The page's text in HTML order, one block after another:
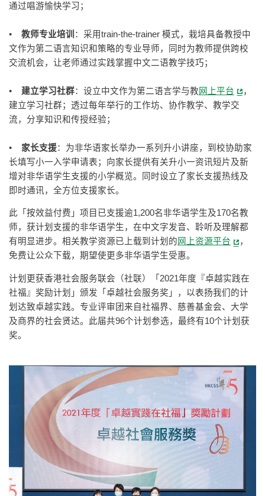
通过唱游愉快学习；
• 教师专业培训 ：采用train-the-trainer 模式，栽培具备教授中
文作为第二语言知识和策略的专业导师，同时为教师提供跨校
交流机会，让老师通过实践掌握中文二语教学技巧；
• 建立学习社群：设立中文作为第二语言学与教 网上平台
，
建立学习社群；透过每年举行的工作坊、协作教学、教学交
流，分享知识和传授经验；
• 家长支援：为非华语家长举办一系列升小讲座，到校协助家
长填写小一入学申请表；向家长提供有关升小一资讯短片及新
增对非华语学生支援的小学概览。同时设立了家长支援热线及
即时通讯，全方位支援家长。
此「按效益付费」项目已支援逾1,200名非华语学生及170名教
师，获计划支援的非华语学生，在中文字发音、聆听及理解都
有明显进步。相关教学资源已上载到计划的网上资源平台
，
免费让公众下载，期望使更多非华语学生受惠。
计划更获香港社会服务联会（社联）「2021年度『卓越实践在
社福』奖励计划」颁发「卓越社会服务奖」，以表扬我们的计
划达致卓越实践。专业评审团来自社福界、慈善基金会、大学
及商界的社会贤达。此届共96个计划参选，最终有10个计划获
奖。